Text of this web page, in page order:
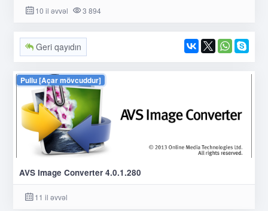
10 il əvvəl 3 894
Geri qayıdın
Pullu [Açar mövcuddur]
AVS Image Converter 4.0.1.280
11 il əvvəl